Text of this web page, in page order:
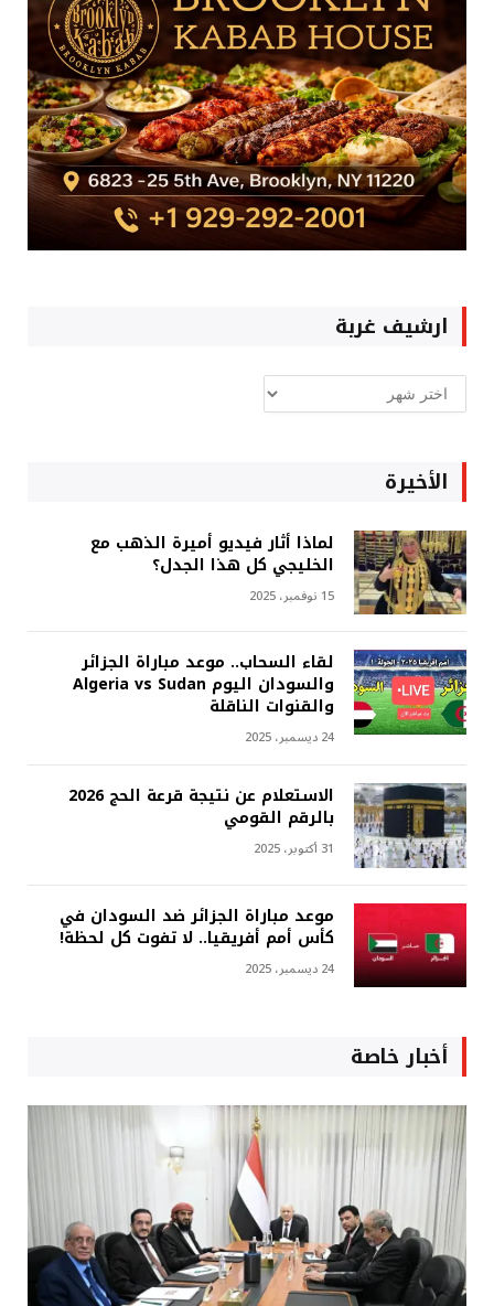
ارشيف غربة
ارشيف
غربة
الأخيرة
لماذا أثار فيديو أميرة الذهب مع
الخليجي كل هذا الجدل؟
15 نوفمبر، 2025
لقاء السحاب.. موعد مباراة الجزائر
والسودان اليوم Algeria vs Sudan
والقنوات الناقلة
24 ديسمبر، 2025
الاستعلام عن نتيجة قرعة الحج 2026
بالرقم القومي
31 أكتوبر، 2025
موعد مباراة الجزائر ضد السودان في
كأس أمم أفريقيا.. لا تفوت كل لحظة!
24 ديسمبر، 2025
أخبار خاصة